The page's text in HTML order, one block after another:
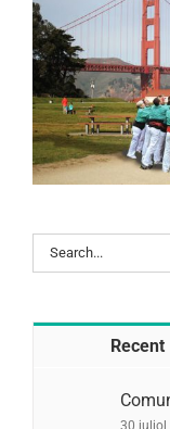
Search
for:
Recent
30 juliol